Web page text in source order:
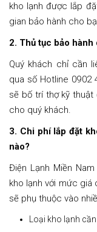
kho lạnh được lắp
gian bảo hành cho
2. Thủ tục bảo
Quý khách chỉ cần
qua số Hotline 0902
sẽ bố trí thợ kỹ thuật
cho quý khách.
3. Chi phí lắp đặt
nào?
Điện Lạnh Miền
kho lạnh với mức giá
sẽ phụ thuộc vào
Loại kho lạnh